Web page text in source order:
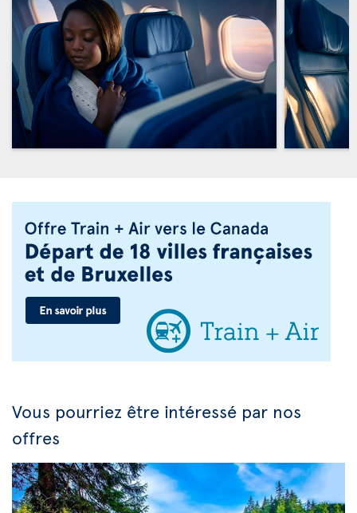
Vous pourriez être intéressé par nos
offres